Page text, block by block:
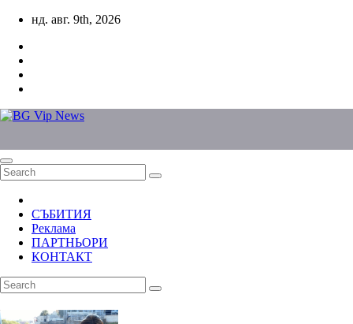
Skip
content
нд. авг. 9th, 2026
СЪБИТИЯ
Реклама
ПАРТНЬОРИ
КОНТАКТ